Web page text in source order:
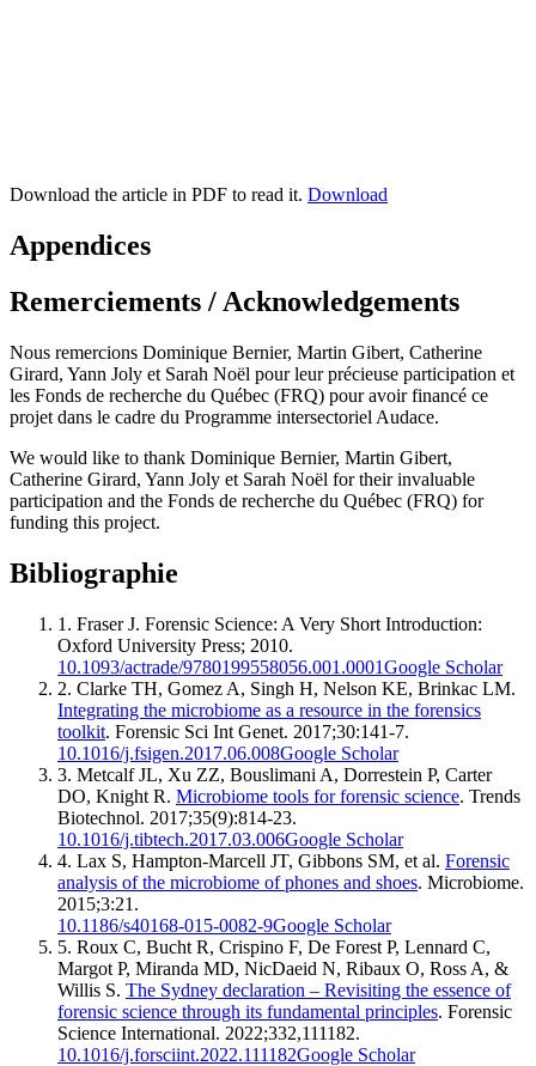
Download the article in PDF to read it. Download
Appendices
Remerciements / Acknowledgements
Nous remercions Dominique Bernier, Martin Gibert, Catherine
Girard, Yann Joly et Sarah Noël pour leur précieuse participation et
les Fonds de recherche du Québec (FRQ) pour avoir financé ce
projet dans le cadre du Programme intersectoriel Audace.
We would like to thank Dominique Bernier, Martin Gibert,
Catherine Girard, Yann Joly et Sarah Noël for their invaluable
participation and the Fonds de recherche du Québec (FRQ) for
funding this project.
Bibliographie
1. Fraser J. Forensic Science: A Very Short Introduction:
Oxford University Press; 2010.
10.1093/actrade/9780199558056.001.0001Google Scholar
2. Clarke TH, Gomez A, Singh H, Nelson KE, Brinkac LM.
Integrating the microbiome as a resource in the forensics
toolkit. Forensic Sci Int Genet. 2017;30:141-7.
10.1016/j.fsigen.2017.06.008Google Scholar
3. Metcalf JL, Xu ZZ, Bouslimani A, Dorrestein P, Carter
DO, Knight R. Microbiome tools for forensic science. Trends
Biotechnol. 2017;35(9):814-23.
10.1016/j.tibtech.2017.03.006Google Scholar
4. Lax S, Hampton-Marcell JT, Gibbons SM, et al. Forensic
analysis of the microbiome of phones and shoes. Microbiome.
2015;3:21.
10.1186/s40168-015-0082-9Google Scholar
5. Roux C, Bucht R, Crispino F, De Forest P, Lennard C,
Margot P, Miranda MD, NicDaeid N, Ribaux O, Ross A, &
Willis S. The Sydney declaration – Revisiting the essence of
forensic science through its fundamental principles. Forensic
Science International. 2022;332,111182.
10.1016/j.forsciint.2022.111182Google Scholar